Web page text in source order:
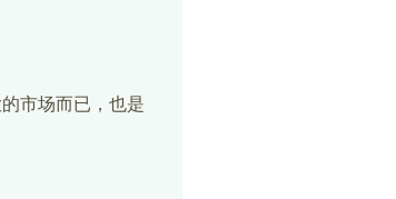
市场而已，也是